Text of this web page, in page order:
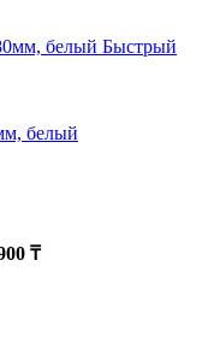
Быстрый
белый
₸